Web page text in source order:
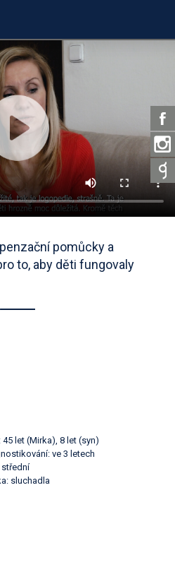
u dětí
pomůcky a
to, aby děti fungovaly
let (Mirka), 8 let (syn)
ve 3 letech
střední
sluchadla